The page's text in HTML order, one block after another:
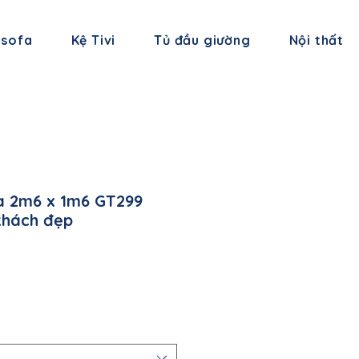
Kệ Tivi Tủ đầu giường Nội thất
x 1m6 GT299
đẹp